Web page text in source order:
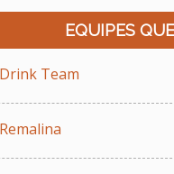
EQUIPES
Drink Team
Remalina